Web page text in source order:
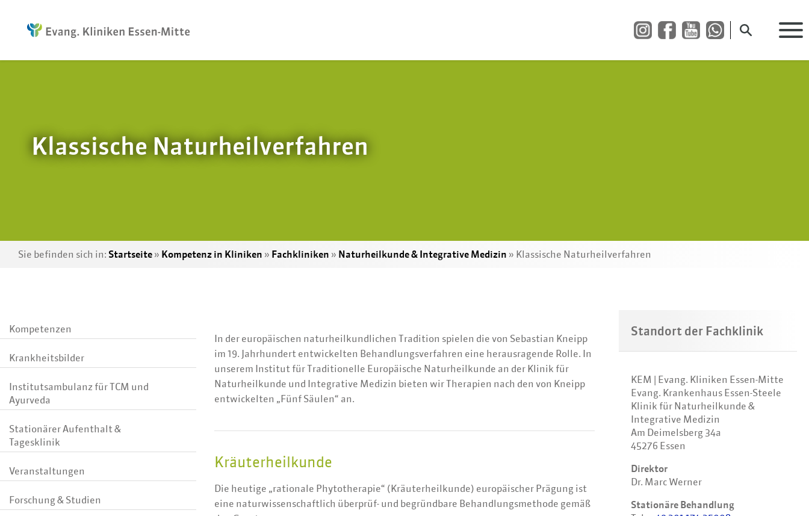
Suche öffnen
Klassische Naturheilverfahren
Sie befinden sich in: Startseite » Kompetenz in Kliniken » Fachkliniken » Naturheilkunde & Integrative Medizin » Klassische Naturheilverfahren
Kompetenzen
Krankheitsbilder
Institutsambulanz für TCM und
Ayurveda
Stationärer Aufenthalt &
Tagesklinik
Veranstaltungen
Forschung & Studien
In der europäischen naturheilkundlichen Tradition spielen die von Sebastian Kneipp
im 19. Jahrhundert entwickelten Behandlungsverfahren eine herausragende Rolle. In
unserem Institut für Traditionelle Europäische Naturheilkunde an der Klinik für
Naturheilkunde und Integrative Medizin bieten wir Therapien nach den von Kneipp
entwickelten „Fünf Säulen“ an.
Kräuterheilkunde
Die heutige „rationale Phytotherapie“ (Kräuterheilkunde) europäischer Prägung ist
eine naturwissenschaftlich überprüf- und begründbare Behandlungsmethode gemäß
Standort der Fachklinik
KEM | Evang. Kliniken Essen-Mitte
Evang. Krankenhaus Essen-Steele
Klinik für Naturheilkunde &
Integrative Medizin
Am Deimelsberg 34a
45276 Essen
Direktor
Dr. Marc Werner
Stationäre Behandlung